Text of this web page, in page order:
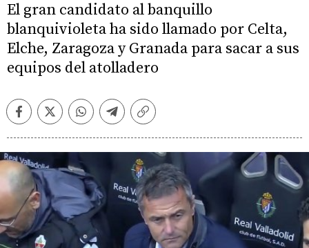
El gran candidato al banquillo
blanquivioleta ha sido llamado por Celta,
Elche, Zaragoza y Granada para sacar a sus
equipos del atolladero
FacebookTwitterWhatsappTelegramCopiar